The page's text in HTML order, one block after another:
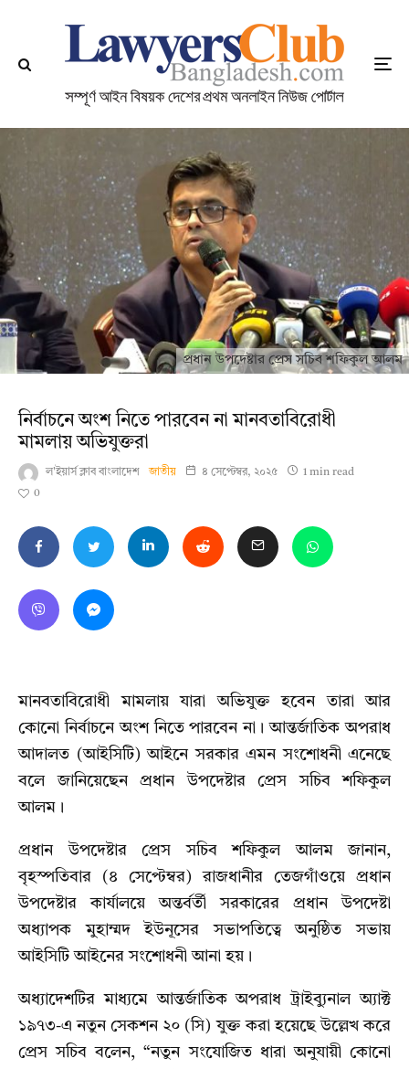
প্রধান উপদেষ্টার প্রেস সচিব শফিকুল আলম
নির্বাচনে অংশ নিতে পারবেন না মানবতাবিরোধী
মামলায় অভিযুক্তরা
ল'ইয়ার্স ক্লাব বাংলাদেশ জাতীয় ৪ সেপ্টেম্বর, ২০২৫
1 min read
0
মানবতাবিরোধী মামলায় যারা অভিযুক্ত হবেন তারা আর
কোনো নির্বাচনে অংশ নিতে পারবেন না। আন্তর্জাতিক অপরাধ
আদালত (আইসিটি) আইনে সরকার এমন সংশোধনী এনেছে
বলে জানিয়েছেন প্রধান উপদেষ্টার প্রেস সচিব শফিকুল
আলম।
প্রধান উপদেষ্টার প্রেস সচিব শফিকুল আলম জানান,
বৃহস্পতিবার (৪ সেপ্টেম্বর) রাজধানীর তেজগাঁওয়ে প্রধান
উপদেষ্টার কার্যালয়ে অন্তর্বর্তী সরকারের প্রধান উপদেষ্টা
অধ্যাপক মুহাম্মদ ইউনূসের সভাপতিত্বে অনুষ্ঠিত সভায়
আইসিটি আইনের সংশোধনী আনা হয়।
অধ্যাদেশটির মাধ্যমে আন্তর্জাতিক অপরাধ ট্রাইব্যুনাল অ্যাক্ট
১৯৭৩-এ নতুন সেকশন ২০ (সি) যুক্ত করা হয়েছে উল্লেখ করে
প্রেস সচিব বলেন, “নতুন সংযোজিত ধারা অনুযায়ী কোনো